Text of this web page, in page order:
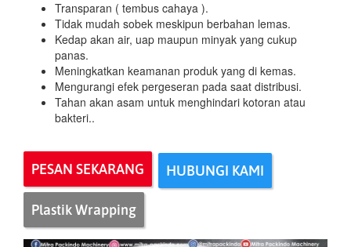
Transparan ( tembus cahaya ).
Tidak mudah sobek meskipun berbahan lemas.
Kedap akan air, uap maupun minyak yang cukup
panas.
Meningkatkan keamanan produk yang di kemas.
Mengurangi efek pergeseran pada saat distribusi.
Tahan akan asam untuk menghindari kotoran atau
bakteri..
PESAN SEKARANG HUBUNGI KAMI
Plastik Wrapping